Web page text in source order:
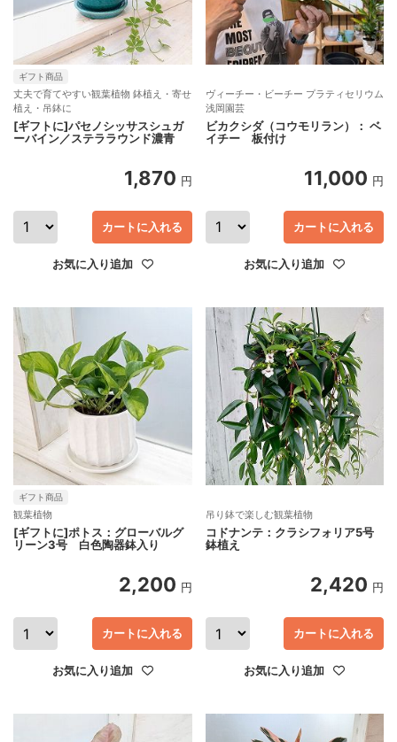
ギフト商品
丈夫で育てやすい観葉植物 鉢植え・寄せ
植え・吊鉢に
[ギフトに]パセノシッサスシュガ
ーバイン／ステララウンド濃青
1,870 円
お気に入り追加
カートに入れる
ヴィーチー・ビーチー プラティセリウム
浅岡園芸
ビカクシダ（コウモリラン）： ベ
イチー 板付け
11,000 円
お気に入り追加
カートに入れる
ギフト商品
観葉植物
[ギフトに]ポトス：グローバルグ
リーン3号 白色陶器鉢入り
2,200 円
お気に入り追加
カートに入れる
吊り鉢で楽しむ観葉植物
コドナンテ：クラシフォリア5号
鉢植え
2,420 円
お気に入り追加
カートに入れる